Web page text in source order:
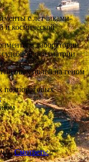
с летчиками-
космической
в лаборатории
психиатрии
полей на геном
подпороговых
Смотреть: